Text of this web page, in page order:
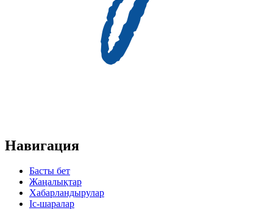
Навигация
Басты бет
Жаңалықтар
Хабарландырулар
Іс-шаралар